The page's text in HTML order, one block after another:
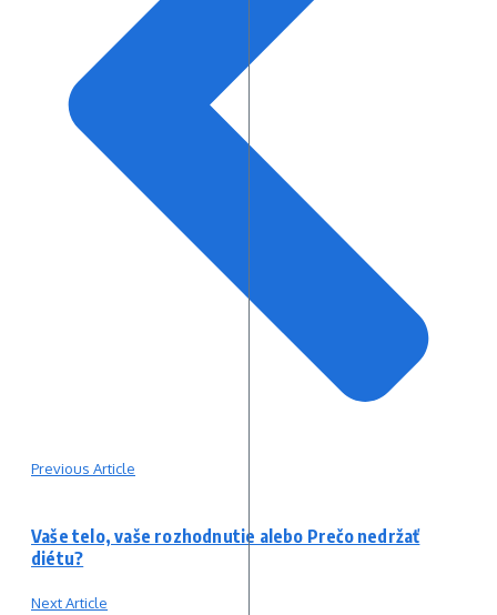
Previous Article
Vaše telo, vaše rozhodnutie alebo Prečo nedržať
diétu?
Next Article